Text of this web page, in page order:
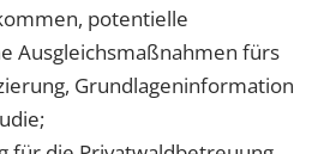
potentielle
Ausgleichsmaßnahmen fürs
Grundlageninformation